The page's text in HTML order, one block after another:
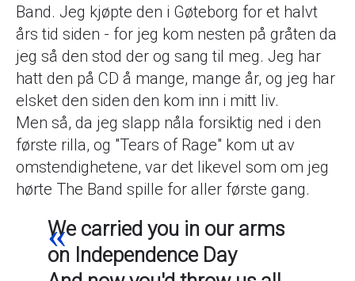
Band. Jeg kjøpte den i Gøteborg for et halvt
års tid siden - for jeg kom nesten på gråten da
jeg så den stod der og sang til meg. Jeg har
hatt den på CD å mange, mange år, og jeg har
elsket den siden den kom inn i mitt liv.
Men så, da jeg slapp nåla forsiktig ned i den
første rilla, og "Tears of Rage" kom ut av
omstendighetene, var det likevel som om jeg
hørte The Band spille for aller første gang.
We carried you in our arms
on Independence Day